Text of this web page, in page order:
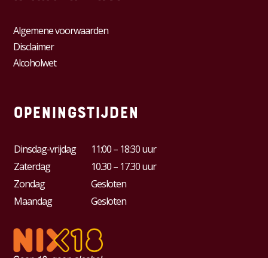
Algemene voorwaarden
Disclaimer
Alcoholwet
Openingstijden
Dinsdag-vrijdag
11:00 – 18:30 uur
Zaterdag
10.30 – 17.30 uur
Zondag
Gesloten
Maandag
Gesloten